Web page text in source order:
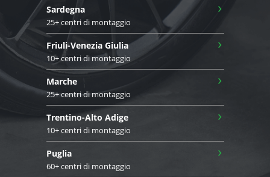
Sardegna
25+ centri di montaggio
›
Friuli-Venezia Giulia
10+ centri di montaggio
›
Marche
25+ centri di montaggio
›
Trentino-Alto Adige
10+ centri di montaggio
›
Puglia
60+ centri di montaggio
›